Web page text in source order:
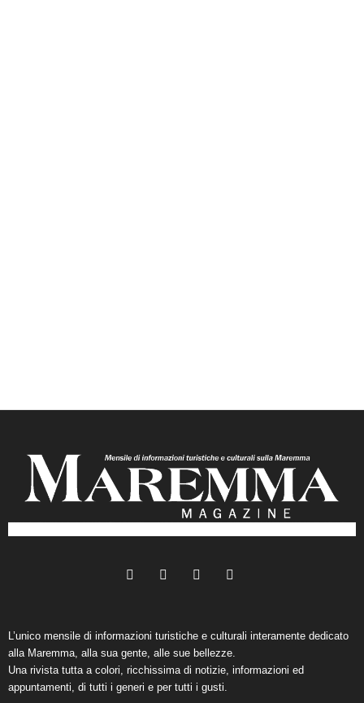
L’unico mensile di informazioni turistiche e culturali interamente dedicato
alla Maremma, alla sua gente, alle sue bellezze.
Una rivista tutta a colori, ricchissima di notizie, informazioni ed
appuntamenti, di tutti i generi e per tutti i gusti.